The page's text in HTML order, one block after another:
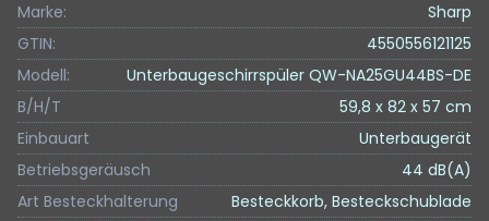
Marke:
Sharp
GTIN:
4550556121125
Modell:
Unterbaugeschirrspüler QW-NA25GU44BS-DE
B/H/T
59,8 x 82 x 57 cm
Einbauart
Unterbaugerät
Betriebsgeräusch
44 dB(A)
Art Besteckhalterung
Besteckkorb, Besteckschublade